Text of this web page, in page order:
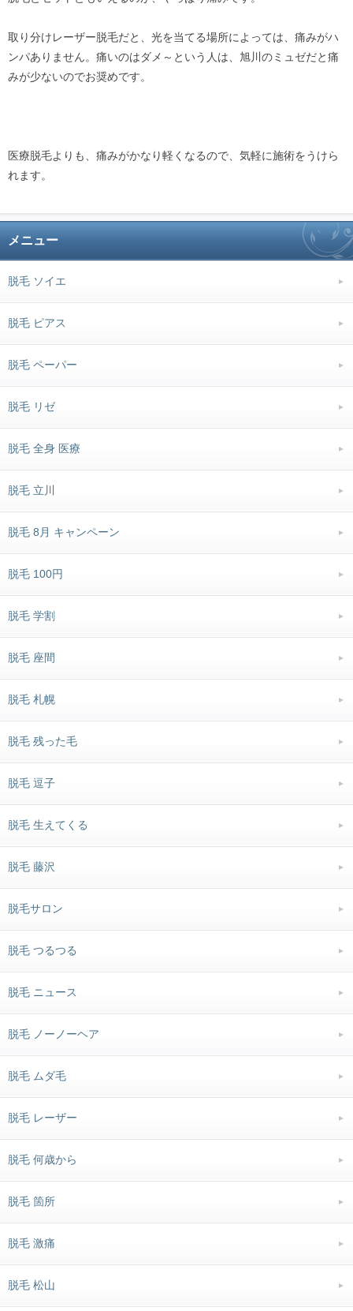
取り分けレーザー脱毛だと、光を当てる場所によっては、痛みがハ
ンパありません。痛いのはダメ～という人は、旭川のミュゼだと痛
みが少ないのでお奨めです。
医療脱毛よりも、痛みがかなり軽くなるので、気軽に施術をうけら
れます。
メニュー
脱毛 ソイエ
脱毛 ピアス
脱毛 ペーパー
脱毛 リゼ
脱毛 全身 医療
脱毛 立川
脱毛 8月 キャンペーン
脱毛 100円
脱毛 学割
脱毛 座間
脱毛 札幌
脱毛 残った毛
脱毛 逗子
脱毛 生えてくる
脱毛 藤沢
脱毛サロン
脱毛 つるつる
脱毛 ニュース
脱毛 ノーノーヘア
脱毛 ムダ毛
脱毛 レーザー
脱毛 何歳から
脱毛 箇所
脱毛 激痛
脱毛 松山